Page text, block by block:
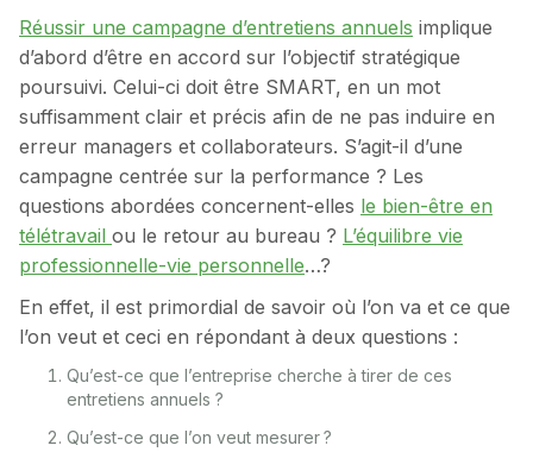
Réussir une campagne d’entretiens annuels implique
d’abord d’être en accord sur l’objectif stratégique
poursuivi. Celui-ci doit être SMART, en un mot
suffisamment clair et précis afin de ne pas induire en
erreur managers et collaborateurs. S’agit-il d’une
campagne centrée sur la performance ? Les
questions abordées concernent-elles le bien-être en
télétravail ou le retour au bureau ? L’équilibre vie
professionnelle-vie personnelle…?
En effet, il est primordial de savoir où l’on va et ce que
l’on veut et ceci en répondant à deux questions :
Qu’est-ce que l’entreprise cherche à tirer de ces
entretiens annuels ?
Qu’est-ce que l’on veut mesurer ?